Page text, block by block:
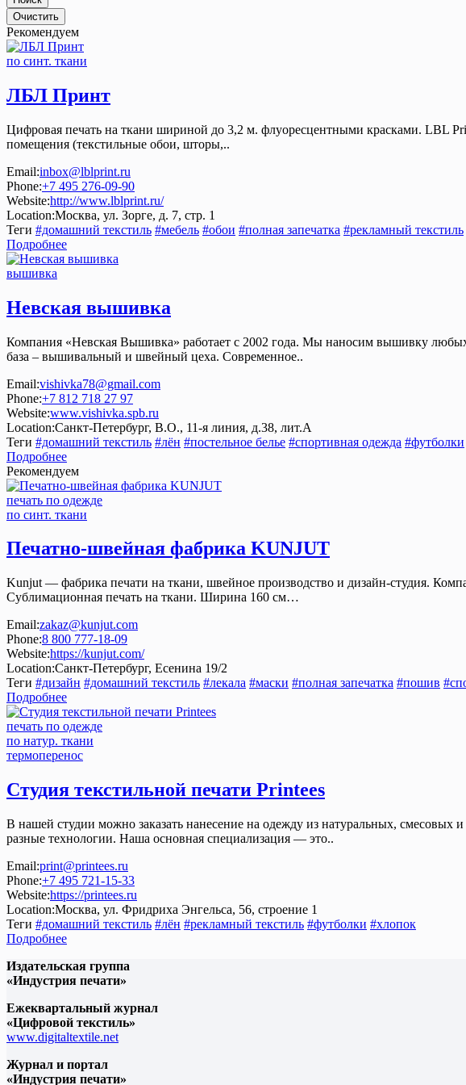
Рекомендуем
по синт. ткани
ЛБЛ Принт
Цифровая печать на ткани шириной до 3,2 м. флуоресцентными красками. LBL
помещения (текстильные обои, шторы,..
Email:inbox@lblprint.ru
Phone:+7 495 276-09-90
Website:http://www.lblprint.ru/
Location:Москва, ул. Зорге, д. 7, стр. 1
Теги #домашний текстиль #мебель #обои #полная запечатка #рекламный текстиль
Подробнее
вышивка
Невская вышивка
Компания «Невская Вышивка» работает с 2002 года. Мы наносим вышивку
база – вышивальный и швейный цеха. Современное..
Email:vishivka78@gmail.com
Phone:+7 812 718 27 97
Website:www.vishivka.spb.ru
Location:Санкт-Петербург, В.О., 11-я линия, д.38, лит.А
Теги #домашний текстиль #лён #постельное белье #спортивная одежда #футболки
Подробнее
Рекомендуем
печать по одежде
по синт. ткани
Печатно-швейная фабрика KUNJUT
Kunjut — фабрика печати на ткани, швейное производство и дизайн-студия.
Сублимационная печать на ткани. Ширина 160 см…
Email:zakaz@kunjut.com
Phone:8 800 777-18-09
Website:https://kunjut.com/
Location:Санкт-Петербург, Есенина 19/2
Теги #дизайн #домашний текстиль #лекала #маски #полная запечатка #пошив
Подробнее
печать по одежде
по натур. ткани
термоперенос
Студия текстильной печати Printees
В нашей студии можно заказать нанесение на одежду из натуральных,
разные технологии. Наша основная специализация — это..
Email:print@printees.ru
Phone:+7 495 721-15-33
Website:https://printees.ru
Location:Москва, ул. Фридриха Энгельса, 56, строение 1
Теги #домашний текстиль #лён #рекламный текстиль #футболки #хлопок
Подробнее
Издательская группа
«Индустрия печати»
Ежеквартальный журнал
«Цифровой текстиль»
www.digitaltextile.net
Журнал и портал
«Индустрия печати»